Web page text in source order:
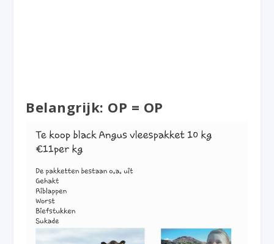
Belangrijk: OP = OP